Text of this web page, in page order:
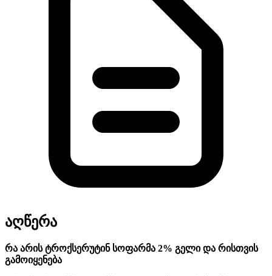
აღწერა
რა არის ტროქსერუტინ სოფარმა 2% გელი და რისთვის
გამოიყენება